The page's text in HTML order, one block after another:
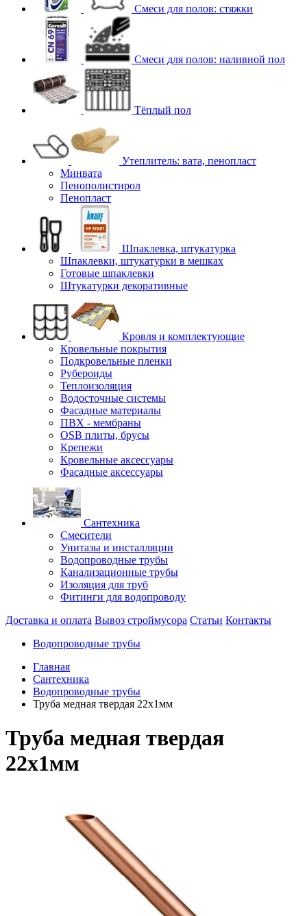
Смеси для полов: стяжки
Смеси для полов: наливной пол
Тёплый пол
Утеплитель: вата, пенопласт
Минвата
Пенополистирол
Пенопласт
Шпаклевка, штукатурка
Шпаклевки, штукатурки в мешках
Готовые шпаклевки
Штукатурки декоративные
Кровля и комплектующие
Кровельные покрытия
Подкровельные пленки
Рубероиды
Теплоизоляция
Водосточные системы
Фасадные материалы
ПВХ - мембраны
OSB плиты, брусы
Крепежи
Кровельные аксессуары
Фасадные аксессуары
Сантехника
Смесители
Унитазы и инсталляции
Водопроводные трубы
Канализационные трубы
Изоляция для труб
Фитинги для водопроводу
Доставка и оплата Вывоз строймусора Статьи Контакты
Водопроводные трубы
Главная
Сантехника
Водопроводные трубы
Труба медная твердая 22х1мм
Труба медная твердая
22х1мм